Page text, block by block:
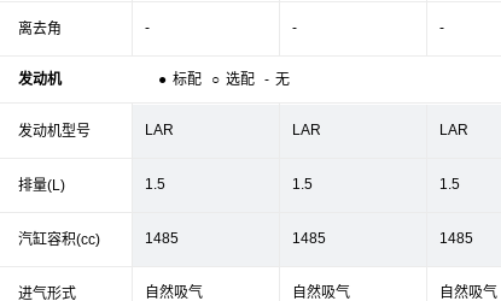
离去角
发动机 ● 标配 ○ 选配 - 无
发动机型号
排量(L)
汽缸容积(cc)
进气形式
- - -
LAR LAR LAR
1.5 1.5 1.5
1485 1485 1485
自然吸气 自然吸气 自然吸气